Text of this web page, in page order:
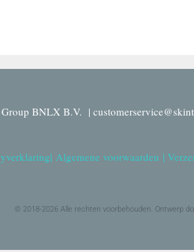
Group BNLX B.V. |
| Algemene voorwaarden |
© 2018-2026 Alle rechten voorbehouden. Ontwerp